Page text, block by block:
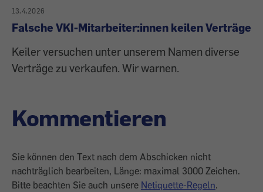
13.4.2026
Falsche VKI-Mitarbeiter:innen keilen Verträge
Keiler versuchen unter unserem Namen diverse
Verträge zu verkaufen. Wir warnen.
Kommentieren
Sie können den Text nach dem Abschicken nicht
nachträglich bearbeiten, Länge: maximal 3000 Zeichen.
Bitte beachten Sie auch unsere Netiquette-Regeln.